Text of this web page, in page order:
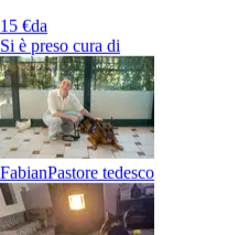
15 €da
Si è preso cura di
FabianPastore tedesco